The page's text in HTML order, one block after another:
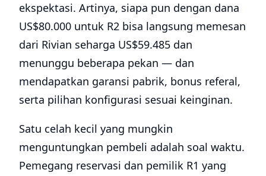
ekspektasi. Artinya, siapa pun dengan dana
US$80.000 untuk R2 bisa langsung memesan
dari Rivian seharga US$59.485 dan
menunggu beberapa pekan — dan
mendapatkan garansi pabrik, bonus referal,
serta pilihan konfigurasi sesuai keinginan.
Satu celah kecil yang mungkin
menguntungkan pembeli adalah soal waktu.
Pemegang reservasi dan pemilik R1 yang